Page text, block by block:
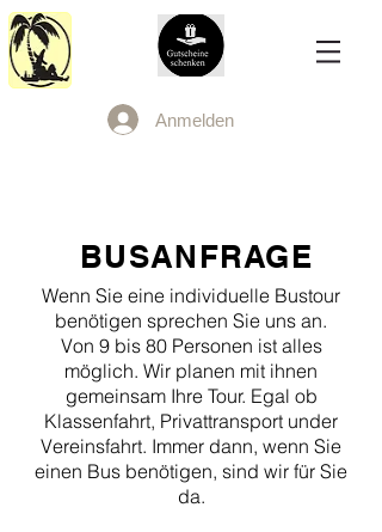
Anmelden
BUSANFRAGE
Wenn Sie eine individuelle Bustour
benötigen sprechen Sie uns an.
Von 9 bis 80 Personen ist alles
möglich. Wir planen mit ihnen
gemeinsam Ihre Tour. Egal ob
Klassenfahrt, Privattransport under
Vereinsfahrt. Immer dann, wenn Sie
einen Bus benötigen, sind wir für Sie
da.